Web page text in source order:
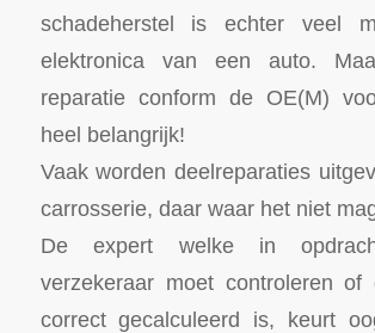
schadeherstel is echter veel
elektronica van een auto.
reparatie conform de OE(M)
heel belangrijk!
Vaak worden deelreparaties
carrosserie, daar waar het niet
De expert welke in
verzekeraar moet controleren of
correct gecalculeerd is, keurt